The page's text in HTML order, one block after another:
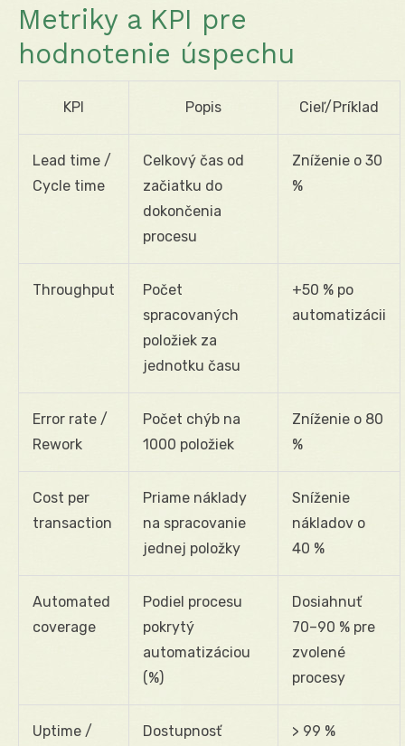
Metriky a KPI pre
hodnotenie úspechu
KPI Popis Cieľ/Príklad
Lead time /
Cycle time
Celkový čas od
začiatku do
dokončenia
procesu
Zníženie o 30
%
Throughput
Počet
spracovaných
položiek za
jednotku času
+50 % po
automatizácii
Error rate /
Rework
Počet chýb na
1000 položiek
Zníženie o 80
%
Cost per
transaction
Priame náklady
na spracovanie
jednej položky
Sníženie
nákladov o
40 %
Automated
coverage
Podiel procesu
pokrytý
automatizáciou
(%)
Dosiahnuť
70–90 % pre
zvolené
procesy
Uptime /
Dostupnosť
> 99 %